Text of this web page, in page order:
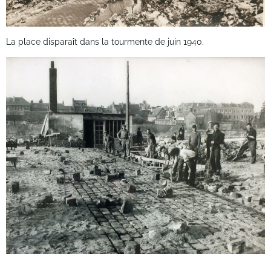
La place disparaît dans la tourmente de juin 1940.